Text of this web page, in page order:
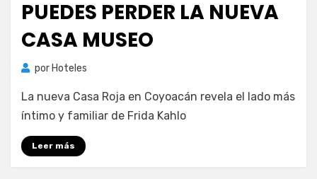
PUEDES PERDER LA NUEVA
CASA MUSEO
por Hoteles
La nueva Casa Roja en Coyoacán revela el lado más
íntimo y familiar de Frida Kahlo
Leer más